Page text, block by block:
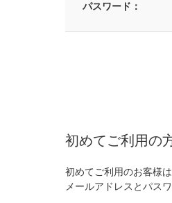
パスワード：
初めてご利用の
初めてご利用のお客様
メールアドレスとパス